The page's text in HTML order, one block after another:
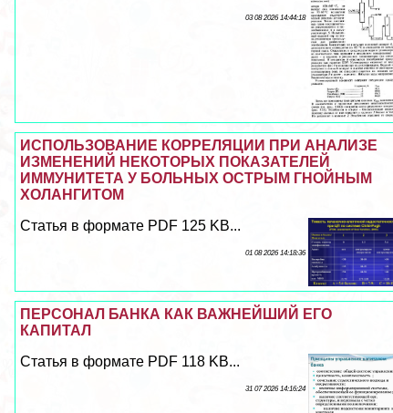
03 08 2026 14:44:18
ИСПОЛЬЗОВАНИЕ КОРРЕЛЯЦИИ ПРИ АНАЛИЗЕ
ИЗМЕНЕНИЙ НЕКОТОРЫХ ПОКАЗАТЕЛЕЙ
ИММУНИТЕТА У БОЛЬНЫХ ОСТРЫМ ГНОЙНЫМ
ХОЛАНГИТОМ
Статья в формате PDF 125 KB...
01 08 2026 14:18:36
ПЕРСОНАЛ БАНКА КАК ВАЖНЕЙШИЙ ЕГО
КАПИТАЛ
Статья в формате PDF 118 KB...
31 07 2026 14:16:24